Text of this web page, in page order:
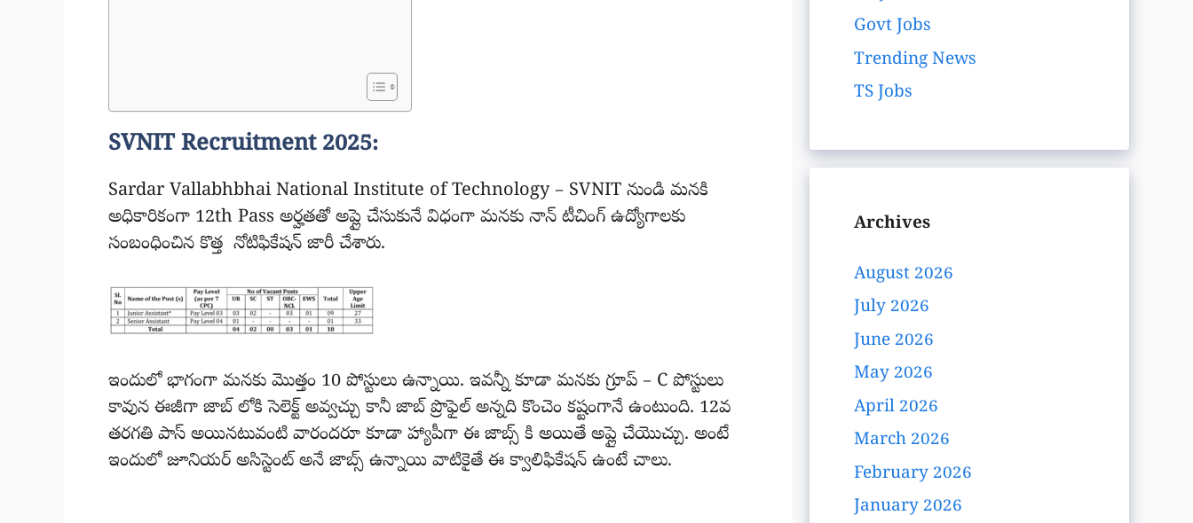
SVNIT Recruitment 2025:
Sardar Vallabhbhai National Institute of Technology – SVNIT నుండి మనకి
అధికారికంగా 12th Pass అర్హతతో అప్లై చేసుకునే విధంగా మనకు నాన్ టీచింగ్ ఉద్యోగాలకు
సంబంధించిన కొత్త నోటిఫికేషన్ జారీ చేశారు.
ఇందులో భాగంగా మనకు మొత్తం 10 పోస్టులు ఉన్నాయి. ఇవన్నీ కూడా మనకు గ్రూప్ – C పోస్టులు
కావున ఈజీగా జాబ్ లోకి సెలెక్ట్ అవ్వచ్చు కానీ జాబ్ ప్రొఫైల్ అన్నది కొంచెం కష్టంగానే ఉంటుంది. 12వ
తరగతి పాస్ అయినటువంటి వారందరూ కూడా హ్యాపీగా ఈ జాబ్స్ కి అయితే అప్లై చేయొచ్చు. అంటే
ఇందులో జూనియర్ అసిస్టెంట్ అనే జాబ్స్ ఉన్నాయి వాటికైతే ఈ క్వాలిఫికేషన్ ఉంటే చాలు.
Govt Jobs
Trending News
TS Jobs
Archives
August 2026
July 2026
June 2026
May 2026
April 2026
March 2026
February 2026
January 2026